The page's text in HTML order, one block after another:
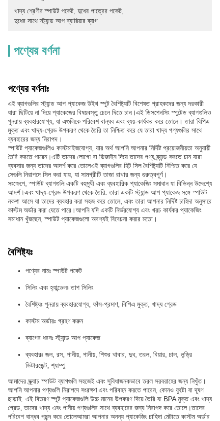
খাদ্য শ্রেণীর স্পাউট পকেট দুধের পাত্রের পকেট
দুধের সাথে স্ট্যান্ড আপ ব্যারিয়ার ব্যাগ
পণ্যের বর্ণনা
পণ্যের বর্ণনাঃ
এই ব্যাগগুলির স্ট্যান্ড আপ প্যাকেজ উইথ স্পুট বৈশিষ্ট্যটি বিশেষত গ্রাহকদের জন্য দরকারী
যারা ছিটিয়ে না দিয়ে প্যাকেজের বিষয়বস্তু ঢেলে দিতে চান।এই ডিসপেনসিং স্পুটেড ব্যাগগুলিও
পুনরায় ব্যবহারযোগ্য, যা এগুলিকে পরিবেশ বান্ধব এবং ব্যয়-কার্যকর করে তোলে। তারা বিপিএ
মুক্ত এবং খাদ্য-গ্রেড উপকরণ থেকে তৈরি তা নিশ্চিত করে যে তারা খাদ্য পণ্যগুলির সাথে
ব্যবহারের জন্য নিরাপদ।
স্পাউট প্যাকেজগুলিও কাস্টমাইজযোগ্য, যার অর্থ আপনি আপনার নির্দিষ্ট প্রয়োজনীয়তা অনুযায়ী
তৈরি করতে পারেন।এটি তাদের লোগো বা ডিজাইন দিয়ে তাদের পণ্য ব্র্যান্ড করতে চান যারা
ব্যবসার জন্য তাদের আদর্শ করে তোলেএই ব্যাগগুলির হিট সিল বৈশিষ্ট্যটি নিশ্চিত করে যে
সেগুলি নিরাপদে সিল করা যায়, যা সামগ্রীটি তাজা রাখার জন্য গুরুত্বপূর্ণ।
সংক্ষেপে, স্পাউট ব্যাগগুলি একটি বহুমুখী এবং ব্যবহারিক প্যাকেজিং সমাধান যা বিভিন্ন উদ্দেশ্যে
আদর্শ।এবং খাদ্য-গ্রেড উপকরণ থেকে তৈরি. তারা একটি স্ট্যান্ড আপ প্যাকেজ সঙ্গে স্পাউট
নকশা আসে যা তাদের ব্যবহার করা সহজ করে তোলে, এবং তারা আপনার নির্দিষ্ট চাহিদা অনুসারে
কাস্টম অর্ডার করা যেতে পারে।আপনি যদি একটি নির্ভরযোগ্য এবং খরচ কার্যকর প্যাকেজিং
সমাধান খুঁজছেন, স্পাউট প্যাকেজগুলো অবশ্যই বিবেচনা করার মতো।
বৈশিষ্ট্যঃ
পণ্যের নামঃ স্পাউট পকেট
সিলিং এবং হ্যান্ডেলঃ তাপ সিলিং
বৈশিষ্ট্যঃ পুনরায় ব্যবহারযোগ্য, ফাঁস-প্রমাণ, বিপিএ মুক্ত, খাদ্য গ্রেড
কাস্টম অর্ডারঃ গ্রহণ করুন
ব্যাগের ধরনঃ স্ট্যান্ড আপ প্যাকেজ
ব্যবহারঃ জল, রস, পানীয়, পানীয়, শিশুর খাবার, দুধ, তরল, বিয়ার, চাল, লন্ড্রি
ডিটারজেন্ট, শ্যাম্পু
আমাদের স্ক্র্যাচ স্পাউট ব্যাগগুলি সহজেই এবং সুবিধাজনকভাবে তরল সরবরাহের জন্য নিখুঁত।
আপনি আপনার পণ্যগুলি নিরাপদে সংরক্ষণ এবং পরিবহন করতে পারেন, কোনও ফুটো বা দূষণ
ছাড়াই. এই বিতরণ স্পুট প্যাকেজগুলি উচ্চ মানের উপকরণ দিয়ে তৈরি যা BPA মুক্ত এবং খাদ্য
গ্রেড, তাদের খাদ্য এবং পানীয় পণ্যগুলির সাথে ব্যবহারের জন্য নিরাপদ করে তোলে।তাদের
পরিবেশ বান্ধব পছন্দ করে তোলেআমরা আপনার অনন্য প্যাকেজিং চাহিদা মেটাতে কাস্টম অর্ডার